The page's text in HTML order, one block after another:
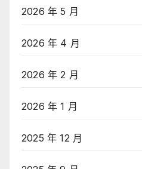
2026 年 5 月
2026 年 4 月
2026 年 2 月
2026 年 1 月
2025 年 12 月